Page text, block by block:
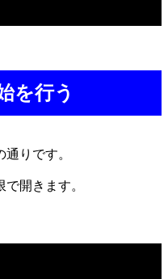
を行う
りです。
開きます。